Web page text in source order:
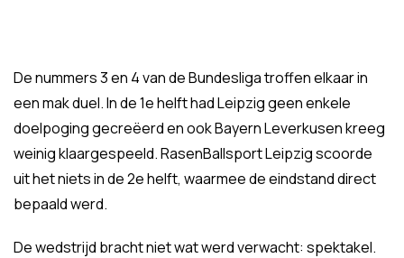
De nummers 3 en 4 van de Bundesliga troffen elkaar in
een mak duel. In de 1e helft had Leipzig geen enkele
doelpoging gecreëerd en ook Bayern Leverkusen kreeg
weinig klaargespeeld. RasenBallsport Leipzig scoorde
uit het niets in de 2e helft, waarmee de eindstand direct
bepaald werd.
De wedstrijd bracht niet wat werd verwacht: spektakel.